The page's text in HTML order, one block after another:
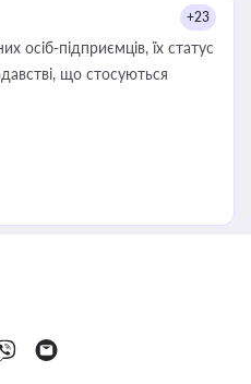
+23
осіб-підприємців, їх статус
що стосуються